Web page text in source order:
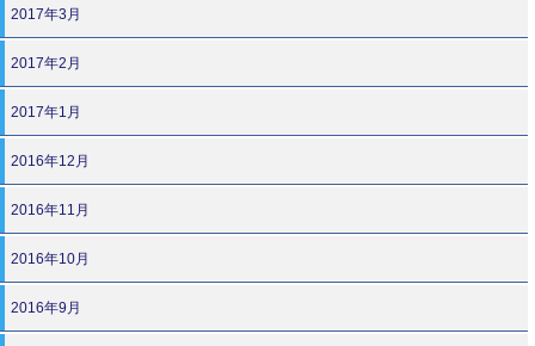
2017年3月
2017年2月
2017年1月
2016年12月
2016年11月
2016年10月
2016年9月